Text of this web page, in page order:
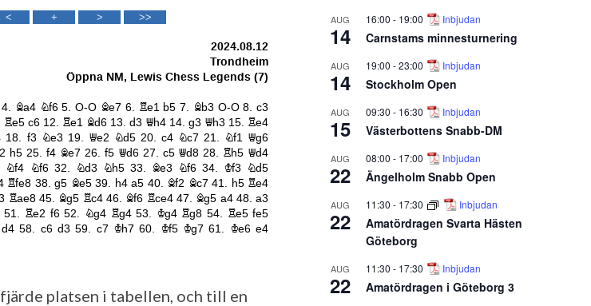
platsen i tabellen, och till en
AUG
14
16:00 - 19:00 Inbjudan
Carnstams minnesturnering
AUG
14
19:00 -23:00 Inbjudan
Stockholm Open
AUG
15
09:30 - 16:30 Inbjudan
Västerbottens Snabb-DM
AUG
22
08:00 - 17:00 Inbjudan
Ängelholm Snabb Open
AUG
22
11:30 - 17:30 Inbjudan
Amatördragen Svarta Hästen
Göteborg
AUG
22
11:30 - 17:30 Inbjudan
Amatördragen i Göteborg 3